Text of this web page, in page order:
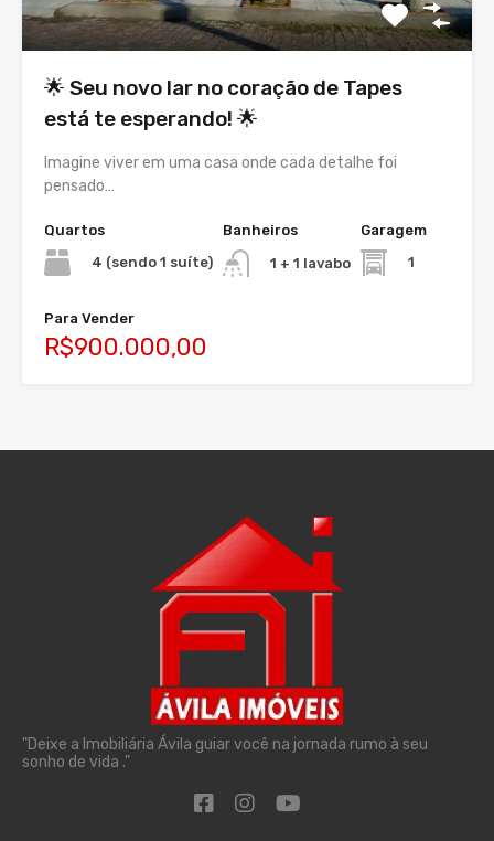
🌟 Seu novo lar no coração de Tapes
está te esperando! 🌟
Imagine viver em uma casa onde cada detalhe foi
pensado…
Quartos
4 (sendo 1 suíte)
Banheiros
1 + 1 lavabo
Garagem
1
Para Vender
R$900.000,00
"Deixe a Imobiliária Ávila guiar você na jornada rumo à seu
sonho de vida ."